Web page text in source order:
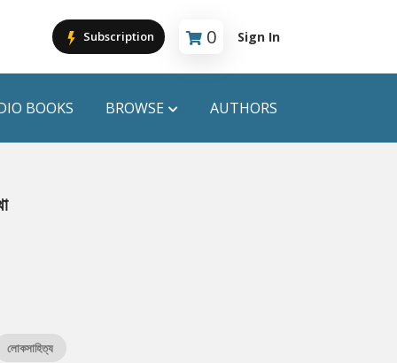
Subscription 0
Cart is empty
Sign In
BOOKS BROWSE AUTHORS
লোকসাহিত্য